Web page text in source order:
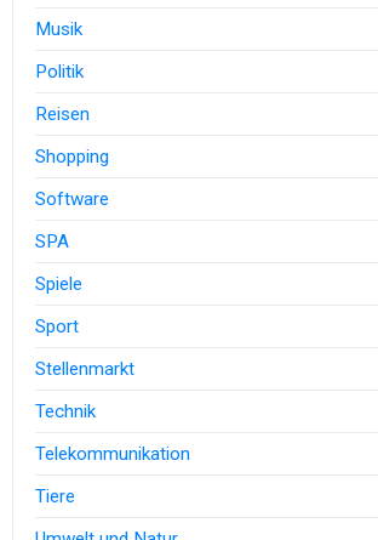
Musik
Politik
Reisen
Shopping
Software
SPA
Spiele
Sport
Stellenmarkt
Technik
Telekommunikation
Tiere